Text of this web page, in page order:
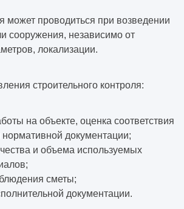
может проводиться при возведении
сооружения, независимо от
локализации.
строительного контроля:
на объекте, оценка соответствия
нормативной документации;
и объема используемых
сметы;
документации.